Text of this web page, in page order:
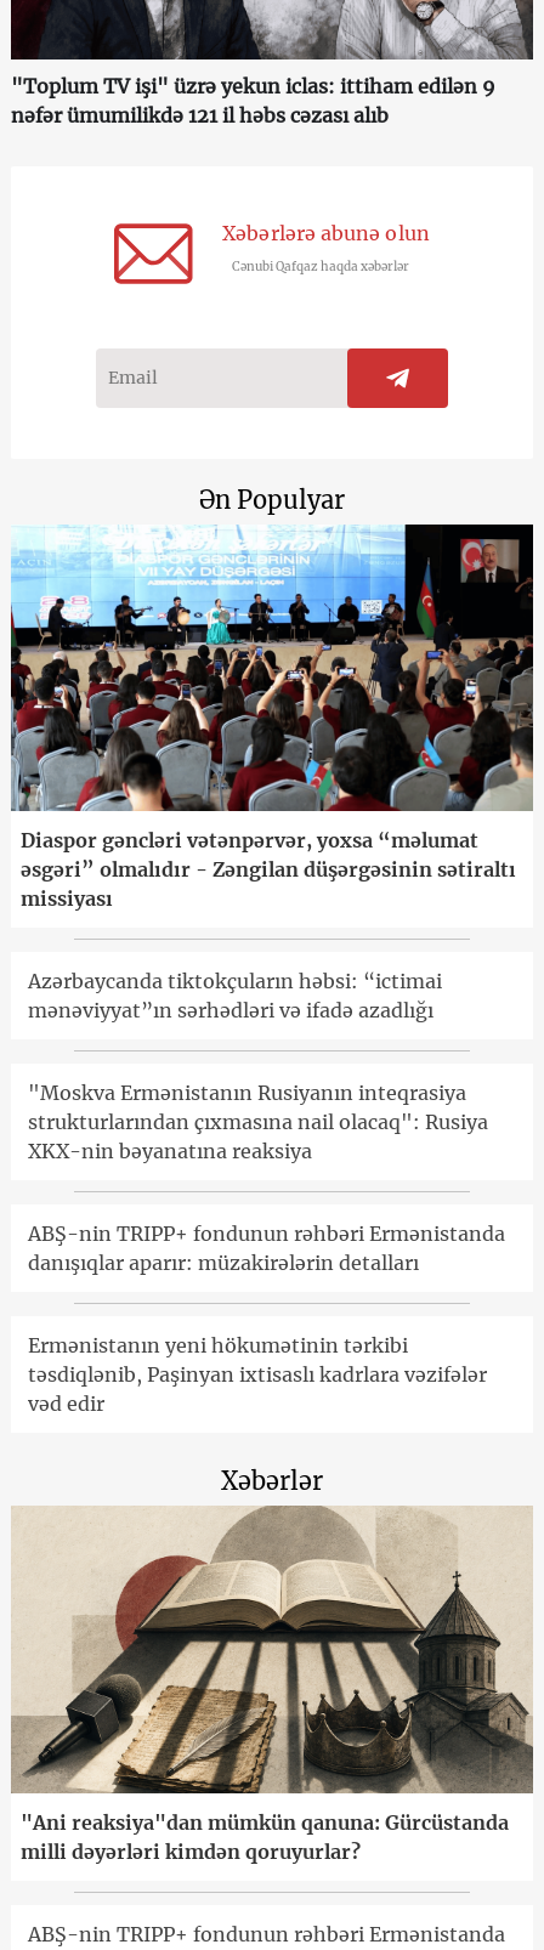
"Toplum TV işi" üzrə yekun iclas: ittiham edilən 9
nəfər ümumilikdə 121 il həbs cəzası alıb
Xəbərlərə abunə olun
Cənubi Qafqaz haqda xəbərlər
Ən Populyar
Diaspor gəncləri vətənpərvər, yoxsa “məlumat
əsgəri” olmalıdır - Zəngilan düşərgəsinin sətiraltı
missiyası
Azərbaycanda tiktokçuların həbsi: “ictimai
mənəviyyat”ın sərhədləri və ifadə azadlığı
"Moskva Ermənistanın Rusiyanın inteqrasiya
strukturlarından çıxmasına nail olacaq": Rusiya
XKX-nin bəyanatına reaksiya
ABŞ-nin TRIPP+ fondunun rəhbəri Ermənistanda
danışıqlar aparır: müzakirələrin detalları
Ermənistanın yeni hökumətinin tərkibi
təsdiqlənib, Paşinyan ixtisaslı kadrlara vəzifələr
vəd edir
Xəbərlər
"Ani reaksiya"dan mümkün qanuna: Gürcüstanda
milli dəyərləri kimdən qoruyurlar?
ABŞ-nin TRIPP+ fondunun rəhbəri Ermənistanda